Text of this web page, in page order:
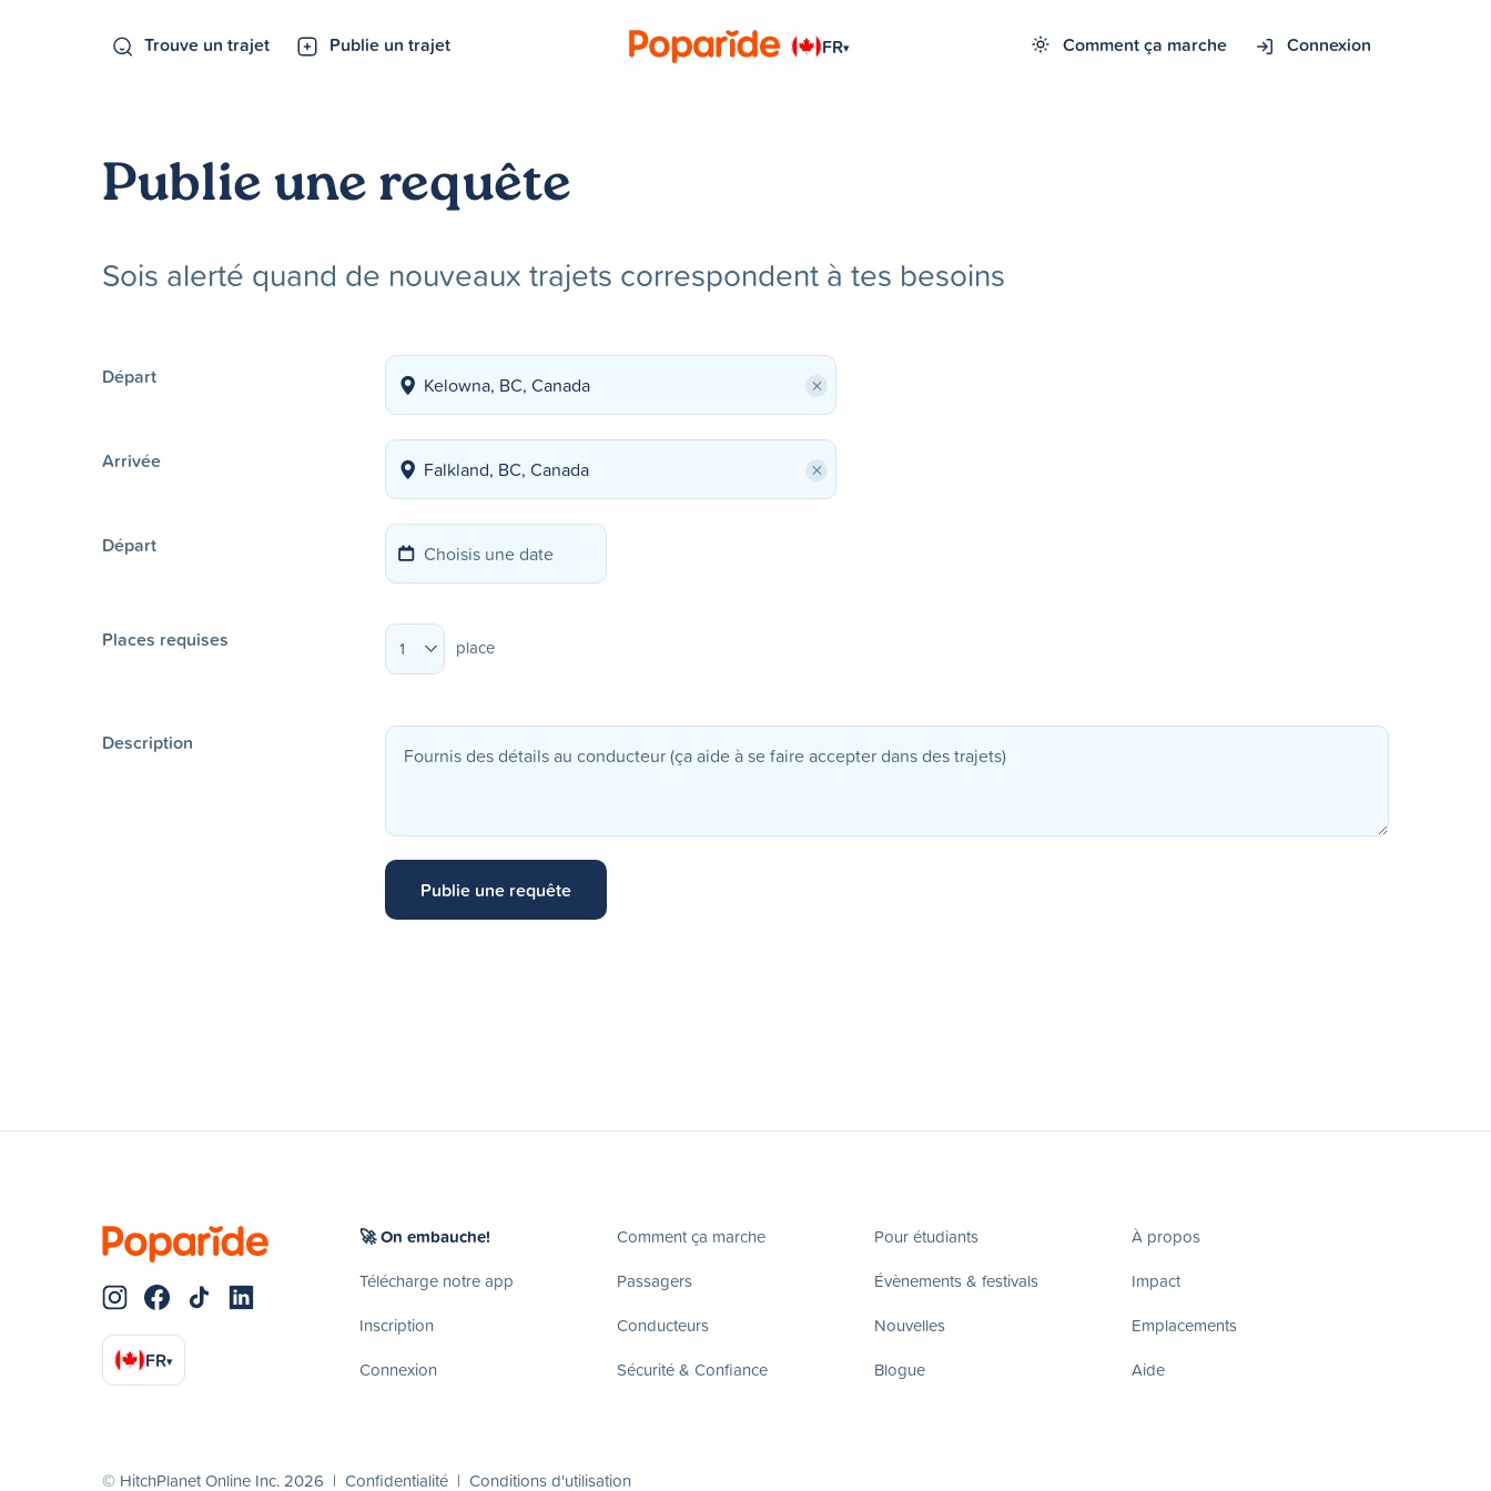
Trouve un trajet Publie un trajet FR▾ Comment ça marche Connexion
Publie une requête
Sois alerté quand de nouveaux trajets correspondent à tes besoins
Départ ×
Arrivée ×
Départ
Places requises 1 place
Description
FR▾
🚀 On embauche!
Télécharge notre app
Inscription
Connexion
Comment ça marche
Passagers
Conducteurs
Sécurité & Confiance
Pour étudiants
Évènements & festivals
Nouvelles
Blogue
À propos
Impact
Emplacements
Aide
© HitchPlanet Online Inc. 2026 | Confidentialité | Conditions d'utilisation